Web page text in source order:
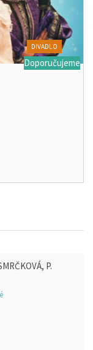
DIVADLO
Doporučujeme
P.